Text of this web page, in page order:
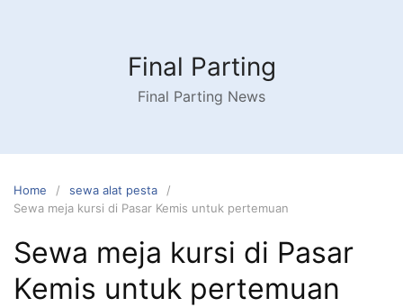
Final Parting
Final Parting News
Home
sewa alat pesta
Sewa meja kursi di Pasar Kemis untuk pertemuan
Sewa meja kursi di Pasar
Kemis untuk pertemuan